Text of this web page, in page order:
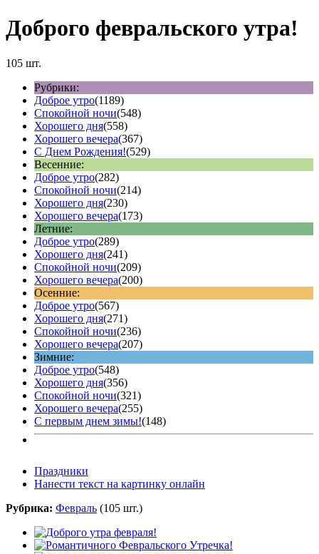
Доброго февральского утра!
105 шт.
Рубрики:
Доброе утро(1189)
Спокойной ночи(548)
Хорошего дня(558)
Хорошего вечера(367)
С Днем Рождения!(529)
Весенние:
Доброе утро(282)
Спокойной ночи(214)
Хорошего дня(230)
Хорошего вечера(173)
Летние:
Доброе утро(289)
Хорошего дня(241)
Спокойной ночи(209)
Хорошего вечера(200)
Осенние:
Доброе утро(567)
Хорошего дня(271)
Спокойной ночи(236)
Хорошего вечера(207)
Зимние:
Доброе утро(548)
Хорошего дня(356)
Спокойной ночи(321)
Хорошего вечера(255)
С первым днем зимы!(148)
Праздники
Нанести текст на картинку онлайн
Рубрика: Февраль (105 шт.)